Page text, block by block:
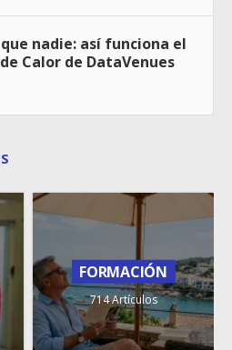
nadie: así funciona el
Calor de DataVenues
FORMACIÓN
714 Artículos